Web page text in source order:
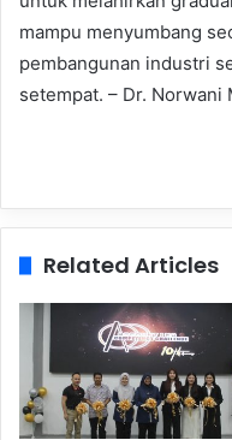
mampu menyumbang
pembangunan industri
setempat. – Dr. Norwani
Related Articles